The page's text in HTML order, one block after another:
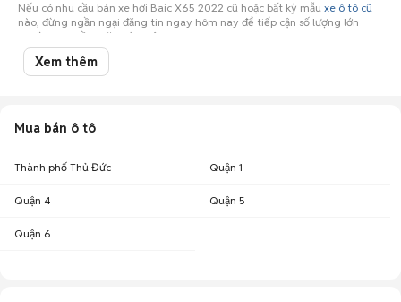
Nếu có nhu cầu bán xe hơi Baic X65 2022 cũ hoặc bất kỳ mẫu xe ô tô cũ
nào, đừng ngần ngại đăng tin ngay hôm nay để tiếp cận số lượng lớn
người mua tiềm năng ở Quận 3!
Xem thêm
Mua bán ô tô
Thành phố Thủ Đức Quận 1
Quận 4 Quận 5
Quận 6